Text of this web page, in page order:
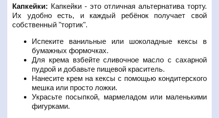
Капкейки: Капкейки - это отличная альтернатива торту.
Их удобно есть, и каждый ребёнок получает свой
собственный "тортик".
Испеките ванильные или шоколадные кексы в
бумажных формочках.
Для крема взбейте сливочное масло с сахарной
пудрой и добавьте пищевой краситель.
Нанесите крем на кексы с помощью кондитерского
мешка или просто ложки.
Украсьте посыпкой, мармеладом или маленькими
фигурками.